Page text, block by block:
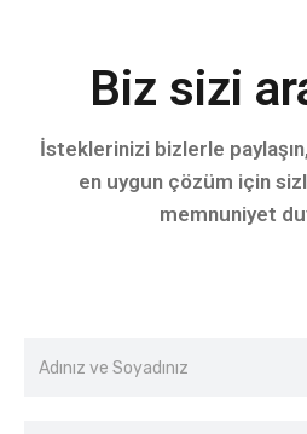
Biz sizi
İsteklerinizi bizlerle
en uygun çözüm için
memnuniyet